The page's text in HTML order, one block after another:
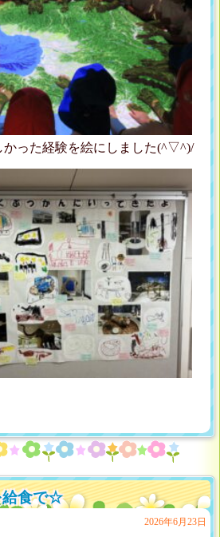
かった経験を絵にしました(^▽^)/
給食で☆
2026年6月23日